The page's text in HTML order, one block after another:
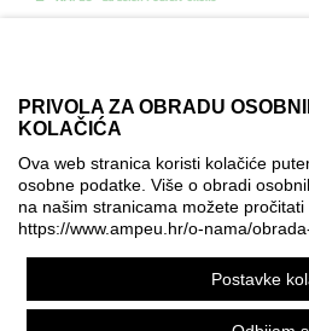
PRIVOLA ZA OBRADU
KOLAČIĆA
Ova web stranica koristi kolačiće
osobne podatke. Više o obradi
na našim stranicama možete
https://www.ampeu.hr/o-nama/
Postavke
Izjava o pristupačnosti
Politika korištenja kolačića
Ova mrežna stranica je ostvarena